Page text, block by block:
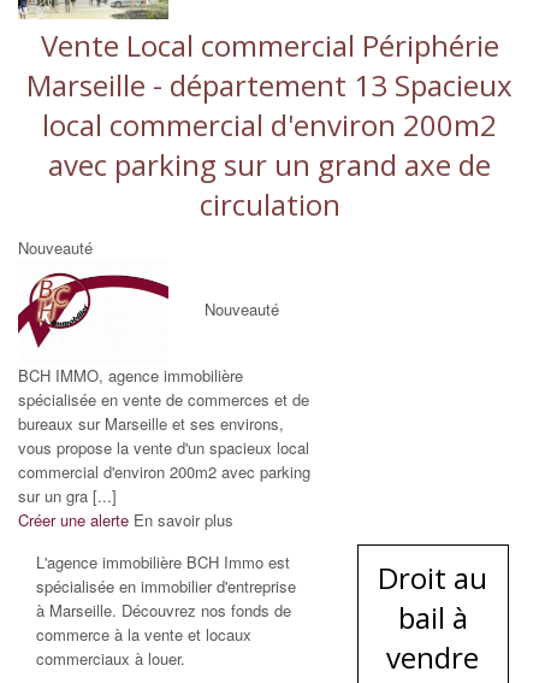
Vente Local commercial Périphérie
Marseille - département 13 Spacieux
local commercial d'environ 200m2
avec parking sur un grand axe de
circulation
Nouveauté
Nouveauté
BCH IMMO, agence immobilière
spécialisée en vente de commerces et de
bureaux sur Marseille et ses environs,
vous propose la vente d'un spacieux local
commercial d'environ 200m2 avec parking
sur un gra [...]
Créer une alerte En savoir plus
L'agence immobilière BCH Immo est
spécialisée en immobilier d'entreprise
à Marseille. Découvrez nos fonds de
commerce à la vente et locaux
commerciaux à louer.
Droit au
bail à
vendre